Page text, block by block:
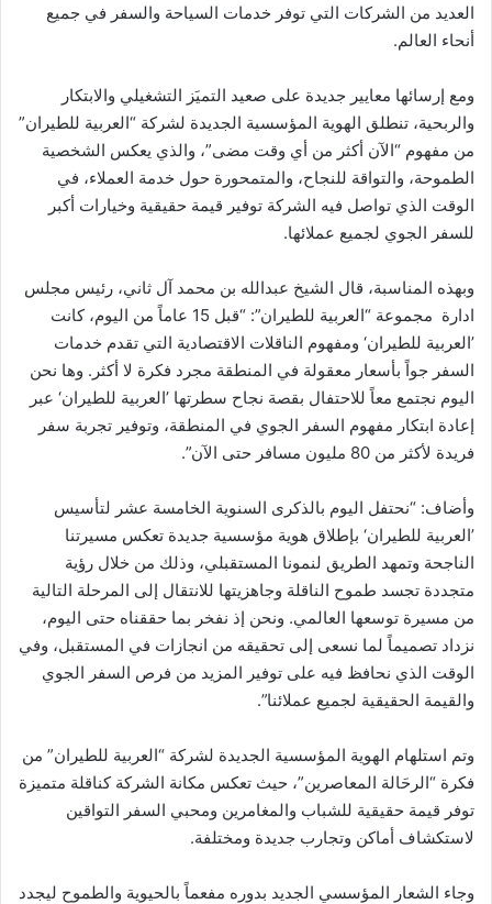
العديد من الشركات التي توفر خدمات السياحة والسفر في جميع
أنحاء العالم.
ومع إرسائها معايير جديدة على صعيد التميَز التشغيلي والابتكار
والربحية، تنطلق الهوية المؤسسية الجديدة لشركة “العربية للطيران”
من مفهوم “الآن أكثر من أي وقت مضى”، والذي يعكس الشخصية
الطموحة، والتواقة للنجاح، والمتمحورة حول خدمة العملاء، في
الوقت الذي تواصل فيه الشركة توفير قيمة حقيقية وخيارات أكبر
للسفر الجوي لجميع عملائها.
وبهذه المناسبة، قال الشيخ عبدالله بن محمد آل ثاني، رئيس مجلس
ادارة مجموعة “العربية للطيران”: “قبل 15 عاماً من اليوم، كانت
’العربية للطيران‘ ومفهوم الناقلات الاقتصادية التي تقدم خدمات
السفر جواً بأسعار معقولة في المنطقة مجرد فكرة لا أكثر. وها نحن
اليوم نجتمع معاً للاحتفال بقصة نجاح سطرتها ’العربية للطيران‘ عبر
إعادة ابتكار مفهوم السفر الجوي في المنطقة، وتوفير تجربة سفر
فريدة لأكثر من 80 مليون مسافر حتى الآن”.
وأضاف: “نحتفل اليوم بالذكرى السنوية الخامسة عشر لتأسيس
’العربية للطيران‘ بإطلاق هوية مؤسسية جديدة تعكس مسيرتنا
الناجحة وتمهد الطريق لنمونا المستقبلي، وذلك من خلال رؤية
متجددة تجسد طموح الناقلة وجاهزيتها للانتقال إلى المرحلة التالية
من مسيرة توسعها العالمي. ونحن إذ نفخر بما حققناه حتى اليوم،
نزداد تصميماً لما نسعى إلى تحقيقه من انجازات في المستقبل، وفي
الوقت الذي نحافظ فيه على توفير المزيد من فرص السفر الجوي
والقيمة الحقيقية لجميع عملائنا”.
وتم استلهام الهوية المؤسسية الجديدة لشركة “العربية للطيران” من
فكرة “الرحَالة المعاصرين”، حيث تعكس مكانة الشركة كناقلة متميزة
توفر قيمة حقيقية للشباب والمغامرين ومحبي السفر التواقين
لاستكشاف أماكن وتجارب جديدة ومختلفة.
وجاء الشعار المؤسسي الجديد بدوره مفعماً بالحيوية والطموح ليجدد